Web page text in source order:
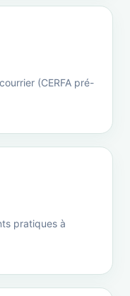
(CERFA pré-
pratiques à